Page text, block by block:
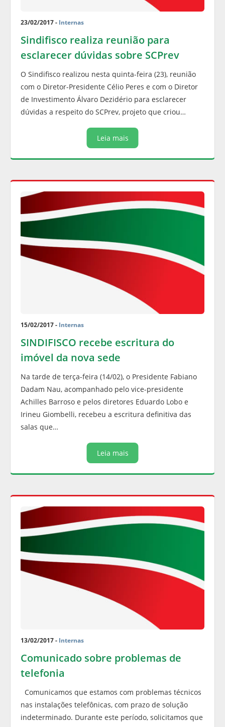
23/02/2017 - Internas
Sindifisco realiza reunião para
esclarecer dúvidas sobre SCPrev
O Sindifisco realizou nesta quinta-feira (23), reunião
com o Diretor-Presidente Célio Peres e com o Diretor
de Investimento Álvaro Dezidério para esclarecer
dúvidas a respeito do SCPrev, projeto que criou…
Leia mais
15/02/2017 - Internas
SINDIFISCO recebe escritura do
imóvel da nova sede
Na tarde de terça-feira (14/02), o Presidente Fabiano
Dadam Nau, acompanhado pelo vice-presidente
Achilles Barroso e pelos diretores Eduardo Lobo e
Irineu Giombelli, recebeu a escritura definitiva das
salas que…
Leia mais
13/02/2017 - Internas
Comunicado sobre problemas de
telefonia
Comunicamos que estamos com problemas técnicos
nas instalações telefônicas, com prazo de solução
indeterminado. Durante este período, solicitamos que